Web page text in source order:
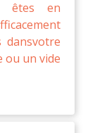
êtes en
dansvotre
ou un vide